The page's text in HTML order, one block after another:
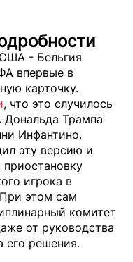
- Бельгия
впервые в
карточку.
, что это случилось
Дональда Трампа
Инфантино.
эту версию и
приостановку
игрока в
этом сам
комитет
от руководства
его решения.